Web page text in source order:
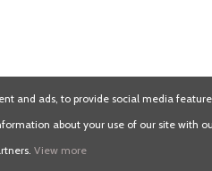
and ads, to provide social media
about your use of our site with
View more